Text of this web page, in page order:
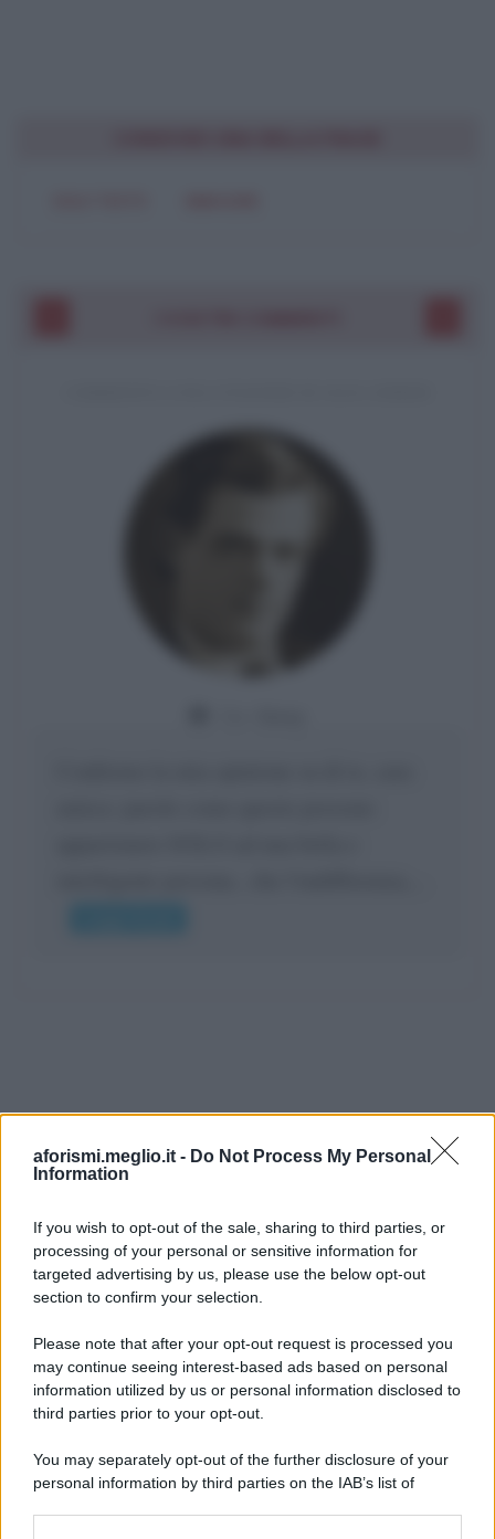
aforismi.meglio.it - Do Not Process My Personal
Information
If you wish to opt-out of the sale, sharing to third parties, or
processing of your personal or sensitive information for
targeted advertising by us, please use the below opt-out
section to confirm your selection.
Please note that after your opt-out request is processed you
may continue seeing interest-based ads based on personal
information utilized by us or personal information disclosed to
third parties prior to your opt-out.
You may separately opt-out of the further disclosure of your
personal information by third parties on the IAB’s list of
Ricevi LE FRASI PIÙ BELLE via e-mail
E-mail